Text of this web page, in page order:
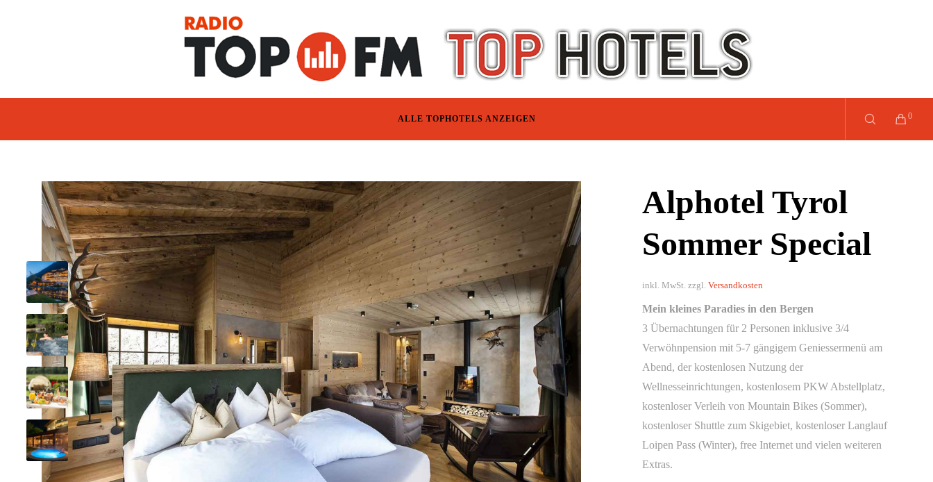
0
ALLE TOPHOTELS ANZEIGEN
Alphotel Tyrol
Sommer Special
inkl. MwSt. zzgl.Versandkosten
Mein kleines Paradies in den Bergen
3 Übernachtungen für 2 Personen inklusive 3/4
Verwöhnpension mit 5-7 gängigem Geniessermenü am
Abend, der kostenlosen Nutzung der
Wellnesseinrichtungen, kostenlosem PKW Abstellplatz,
kostenloser Verleih von Mountain Bikes (Sommer),
kostenloser Shuttle zum Skigebiet, kostenloser Langlauf
Loipen Pass (Winter), free Internet und vielen weiteren
Extras.